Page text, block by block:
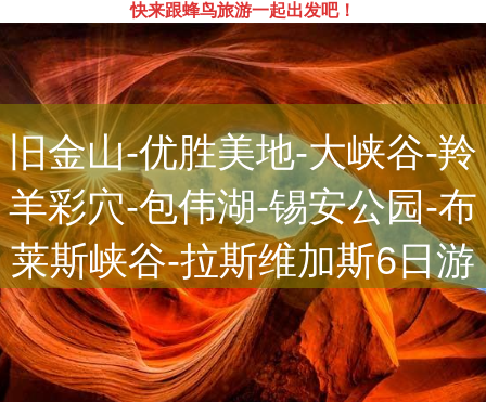
快来跟蜂鸟旅游一起出发吧！
旧金山-优胜美地-大峡谷-羚
羊彩穴-包伟湖-锡安公园-布
莱斯峡谷-拉斯维加斯6日游